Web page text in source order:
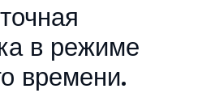
в режиме
времени.